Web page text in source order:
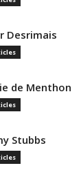
Desrimais
de Menthon
Stubbs